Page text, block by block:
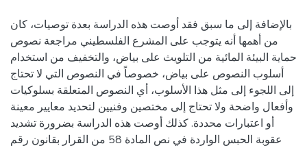
بالإضافة إلى ما سبق فقد أوصت هذه الدراسة بعدة توصيات، كان
من أهمها أنه يتوجب على المشرع الفلسطيني مراجعة نصوص
حماية البيئة المائية من التلويث على بياض، والتخفيف من استخدام
أسلوب النصوص على بياض، خصوصاً في النصوص التي لا تحتاج
إلى اللجوء إلى مثل هذا الأسلوب، أي النصوص المتعلقة بسلوكيات
وأفعال واضحة ولا تحتاج إلى مختصين وفنيين لتحديد معايير معينة
أو اعتبارات محددة. كذلك أوصت هذه الدراسة بضرورة تشديد
عقوبة الحبس الواردة في نص المادة 58 من القرار بقانون رقم